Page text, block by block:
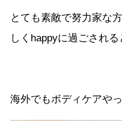
とても素敵で努力家な
しくhappyに過ごされる
海外でもボディケアや